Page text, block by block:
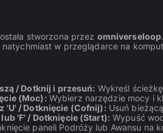
stworzona przez omniverseloop
w przeglądarce na
/ Dotknij i przesuń: Wykreśl
(Moc): Wybierz narzędzie mocy i
'U' / Dotknięcie (Cofnij): Usuń
'F' / Dotknięcie (Start): Wypuść
paneli Podróży lub Awansu na